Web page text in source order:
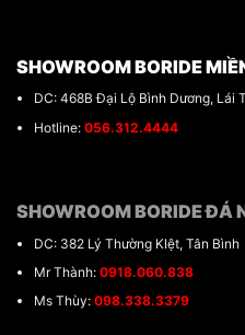
SHOWROOM BORIDE
DC: 468B Đại Lộ Bình Dương, Lái
Hotline: 056.312.4444
SHOWROOM BORIDE ĐÁ
DC: 382 Lý Thường KIệt, Tân Bình
Mr Thành: 0918.060.838
Ms Thùy: 098.338.3379